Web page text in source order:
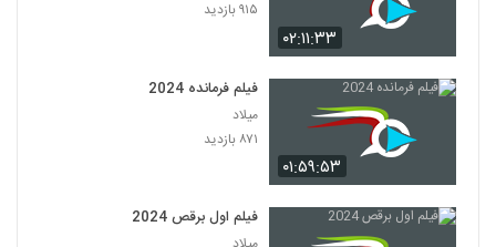
۰۲:۱۱:۳۳
۹۱۵ بازدید
۰۱:۵۹:۵۳
فیلم فرمانده 2024
میلاد
۸۷۱ بازدید
فیلم اول برقص 2024